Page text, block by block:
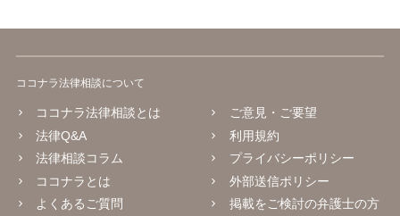
ココナラ法律相談について
ココナラ法律相談とは
法律Q&A
法律相談コラム
ココナラとは
よくあるご質問
ご意見・ご要望
利用規約
プライバシーポリシー
外部送信ポリシー
掲載をご検討の弁護士の方